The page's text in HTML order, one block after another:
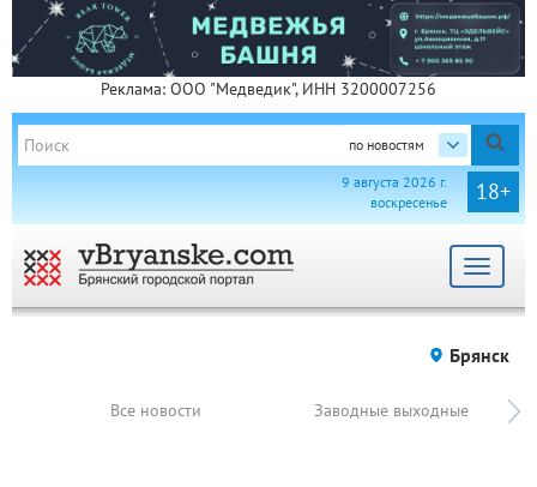
Реклама: ООО "Медведик", ИНН 3200007256
по новостям
18+
9 августа 2026 г.
воскресенье
Toggle
Брянск
Все новости Заводные выходные